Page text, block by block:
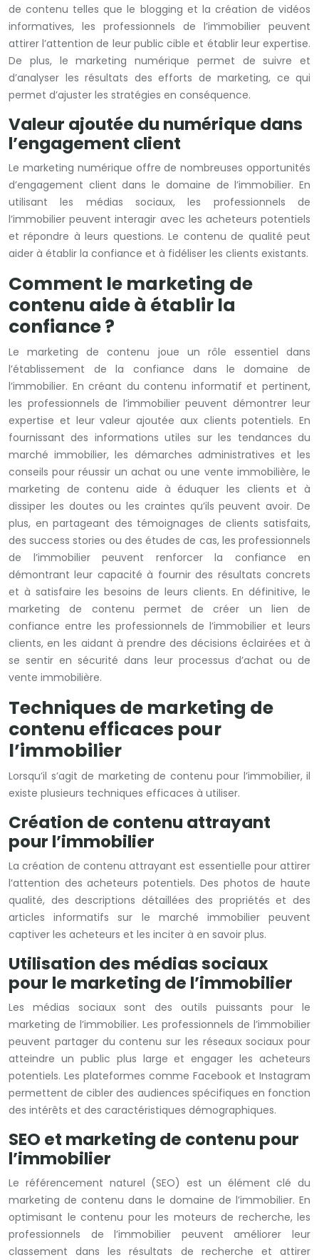
de contenu telles que le blogging et la création de vidéos
informatives, les professionnels de l’immobilier peuvent
attirer l’attention de leur public cible et établir leur expertise.
De plus, le marketing numérique permet de suivre et
d’analyser les résultats des efforts de marketing, ce qui
permet d’ajuster les stratégies en conséquence.
Valeur ajoutée du numérique dans
l’engagement client
Le marketing numérique offre de nombreuses opportunités
d’engagement client dans le domaine de l’immobilier. En
utilisant les médias sociaux, les professionnels de
l’immobilier peuvent interagir avec les acheteurs potentiels
et répondre à leurs questions. Le contenu de qualité peut
aider à établir la confiance et à fidéliser les clients existants.
Comment le marketing de
contenu aide à établir la
confiance ?
Le marketing de contenu joue un rôle essentiel dans
l’établissement de la confiance dans le domaine de
l’immobilier. En créant du contenu informatif et pertinent,
les professionnels de l’immobilier peuvent démontrer leur
expertise et leur valeur ajoutée aux clients potentiels. En
fournissant des informations utiles sur les tendances du
marché immobilier, les démarches administratives et les
conseils pour réussir un achat ou une vente immobilière, le
marketing de contenu aide à éduquer les clients et à
dissiper les doutes ou les craintes qu’ils peuvent avoir. De
plus, en partageant des témoignages de clients satisfaits,
des success stories ou des études de cas, les professionnels
de l’immobilier peuvent renforcer la confiance en
démontrant leur capacité à fournir des résultats concrets
et à satisfaire les besoins de leurs clients. En définitive, le
marketing de contenu permet de créer un lien de
confiance entre les professionnels de l’immobilier et leurs
clients, en les aidant à prendre des décisions éclairées et à
se sentir en sécurité dans leur processus d’achat ou de
vente immobilière.
Techniques de marketing de
contenu efficaces pour
l’immobilier
Lorsqu’il s’agit de marketing de contenu pour l’immobilier, il
existe plusieurs techniques efficaces à utiliser.
Création de contenu attrayant
pour l’immobilier
La création de contenu attrayant est essentielle pour attirer
l’attention des acheteurs potentiels. Des photos de haute
qualité, des descriptions détaillées des propriétés et des
articles informatifs sur le marché immobilier peuvent
captiver les acheteurs et les inciter à en savoir plus.
Utilisation des médias sociaux
pour le marketing de l’immobilier
Les médias sociaux sont des outils puissants pour le
marketing de l’immobilier. Les professionnels de l’immobilier
peuvent partager du contenu sur les réseaux sociaux pour
atteindre un public plus large et engager les acheteurs
potentiels. Les plateformes comme Facebook et Instagram
permettent de cibler des audiences spécifiques en fonction
des intérêts et des caractéristiques démographiques.
SEO et marketing de contenu pour
l’immobilier
Le référencement naturel (SEO) est un élément clé du
marketing de contenu dans le domaine de l’immobilier. En
optimisant le contenu pour les moteurs de recherche, les
professionnels de l’immobilier peuvent améliorer leur
classement dans les résultats de recherche et attirer